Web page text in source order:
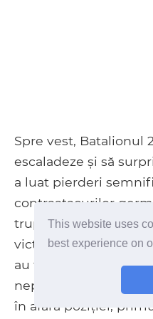
This website uses
best experience on
Spre vest, Batalionul
escaladeze și să
a luat pierderi
contraatacurilor
trupele americane au
victime, cele mai
au fost debarcate
nepotrivit din cauza
în afara poziției,